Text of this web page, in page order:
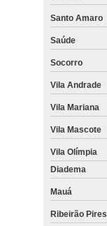
Santo Amaro
Saúde
Socorro
Vila Andrade
Vila Mariana
Vila Mascote
Vila Olímpia
Diadema
Mauá
Ribeirão Pires